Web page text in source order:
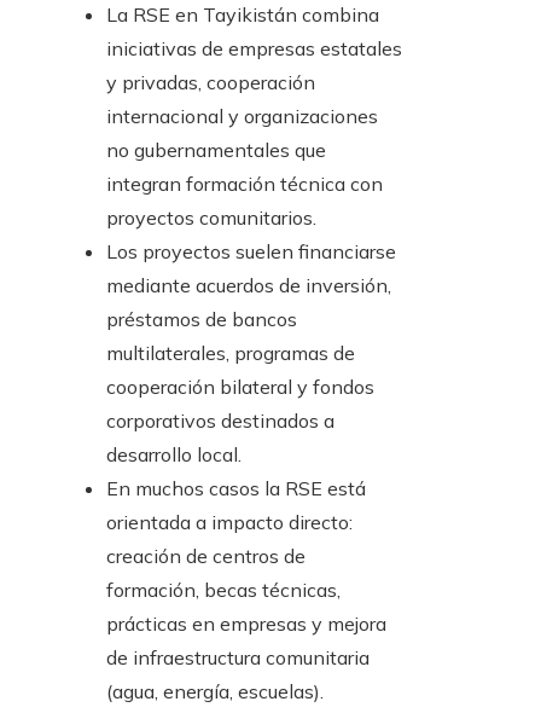
La RSE en Tayikistán combina
iniciativas de empresas estatales
y privadas, cooperación
internacional y organizaciones
no gubernamentales que
integran formación técnica con
proyectos comunitarios.
Los proyectos suelen financiarse
mediante acuerdos de inversión,
préstamos de bancos
multilaterales, programas de
cooperación bilateral y fondos
corporativos destinados a
desarrollo local.
En muchos casos la RSE está
orientada a impacto directo:
creación de centros de
formación, becas técnicas,
prácticas en empresas y mejora
de infraestructura comunitaria
(agua, energía, escuelas).